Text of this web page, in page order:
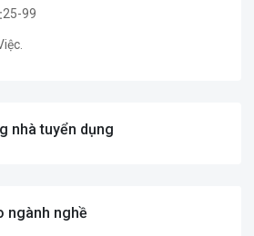
25-99
nhà tuyển dụng
ngành nghề